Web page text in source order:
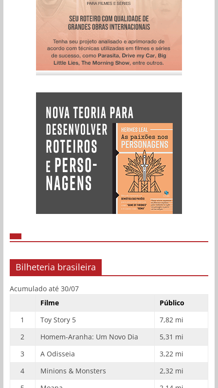
Bilheteria brasileira
Acumulado até 30/07
Filme
Público
1
Toy Story 5
7,82 mi
2
Homem-Aranha: Um Novo Dia
5,31 mi
3
A Odisseia
3,22 mi
4
Minions & Monsters
2,32 mi